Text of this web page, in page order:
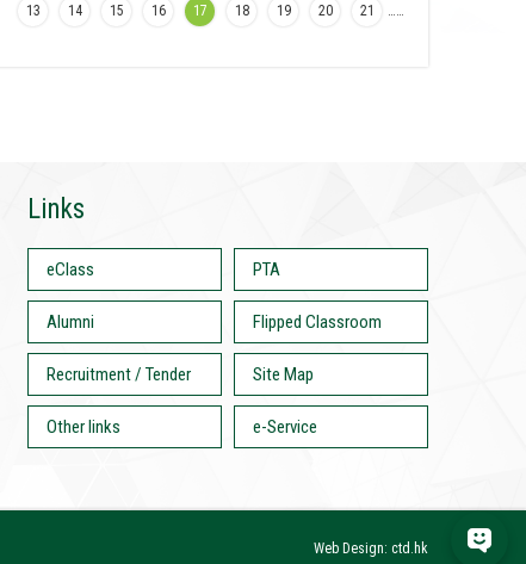
…
13 14 15 16 17 18 19 20 21 …
Links
eClass PTA
Alumni Flipped Classroom
Recruitment / Tender Site Map
Other links e-Service
Web Design: ctd.hk